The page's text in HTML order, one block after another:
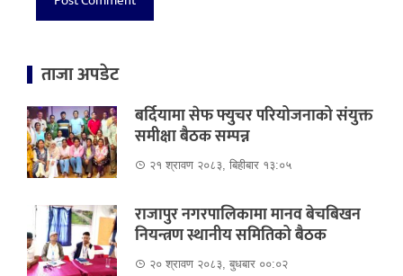
ताजा अपडेट
बर्दियामा सेफ फ्युचर परियोजनाको संयुक्त
समीक्षा बैठक सम्पन्न
२१ श्रावण २०८३, बिहीबार १३:०५
राजापुर नगरपालिकामा मानव बेचबिखन
नियन्त्रण स्थानीय समितिको बैठक
२० श्रावण २०८३, बुधबार ००:०२